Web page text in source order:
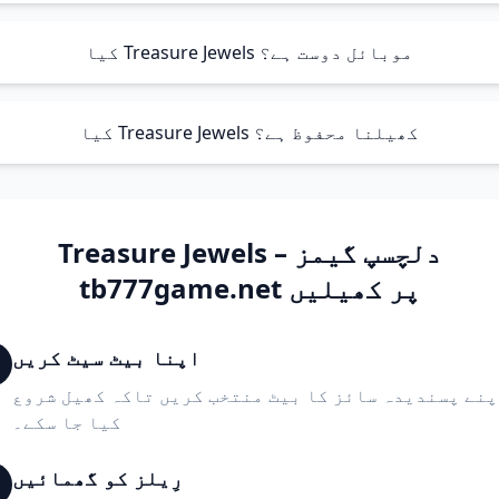
کیا Treasure Jewels موبائل دوست ہے؟
کیا Treasure Jewels کھیلنا محفوظ ہے؟
Treasure Jewels – دلچسپ گیمز
tb777game.net پر کھیلیں
اپنا بیٹ سیٹ کریں
پسندیدہ سائز کا بیٹ منتخب کریں تاکہ کھیل شروع
کیا جا سکے۔
رِیلز کو گھمائیں